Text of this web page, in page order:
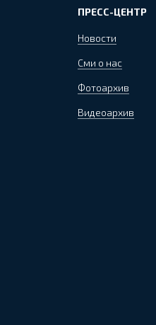
ПРЕСС-ЦЕНТР
Новости
Сми о нас
Фотоархив
Видеоархив